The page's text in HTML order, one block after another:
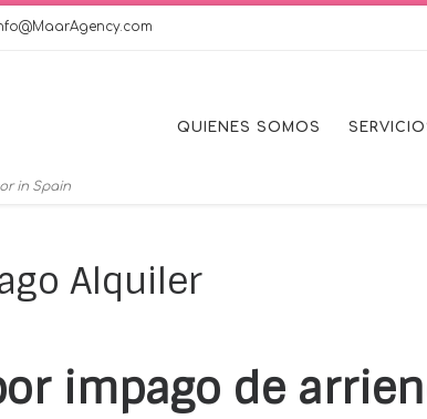
in Spain
QUIENES SOMOS
Alquiler
impago de